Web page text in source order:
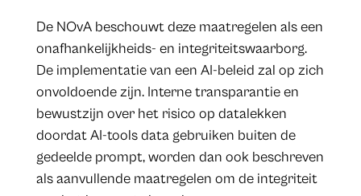
De NOvA beschouwt deze maatregelen als een
onafhankelijkheids- en integriteitswaarborg.
De implementatie van een AI-beleid zal op zich
onvoldoende zijn. Interne transparantie en
bewustzijn over het risico op datalekken
doordat AI-tools data gebruiken buiten de
gedeelde prompt, worden dan ook beschreven
als aanvullende maatregelen om de integriteit